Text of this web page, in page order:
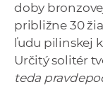
doby
približne 30
ľudu pilinskej
Určitý solitér
teda